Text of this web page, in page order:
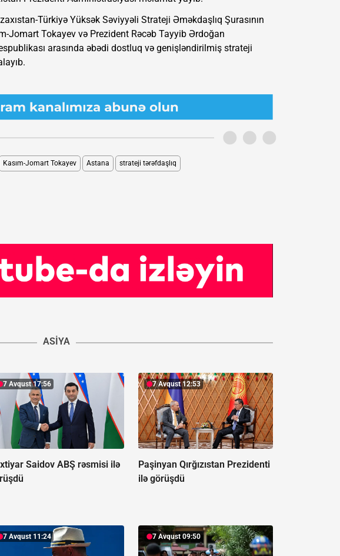
Türkiyə Yüksək Səviyyəli Strateji Əməkdaşlıq Şurasının
Jomart Tokayev və Prezident Rəcəb Tayyib Ərdoğan
arasında əbədi dostluq və genişləndirilmiş strateji
Kasım-Jomart Tokayev Astana strateji tərəfdaşlıq
ASIYA
7 Avqust 17:56
Saidov ABŞ rəsmisi ilə
7 Avqust 12:53
Paşinyan Qırğızıstan Prezidenti
ilə görüşdü
7 Avqust 11:24 7 Avqust 09:50